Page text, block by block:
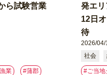
ら試験営業
業 #蒲郡
発エ
12日
待
2026/04/
社会
#ご当地